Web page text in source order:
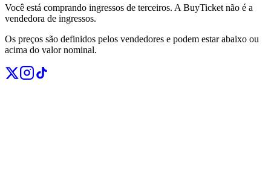
Você está comprando ingressos de terceiros. A BuyTicket não é a
vendedora de ingressos.
Os preços são definidos pelos vendedores e podem estar abaixo ou
acima do valor nominal.